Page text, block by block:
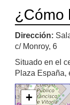
¿Cómo
Dirección:
c/ Monroy, 6
Situado en el
Plaza España,
+